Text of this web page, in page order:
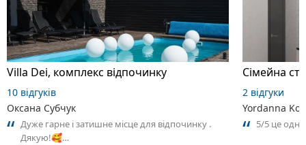
Villa Dei, комплекс відпочинку
10 відгуків
Оксана Субчук
Дуже гарне і затишне місце для відпочинку .
Дякую!🥰…
Сімейна
2 відгуки
Yordanna
5/5 це